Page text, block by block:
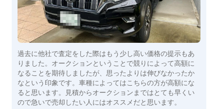
過去に他社で査定をした際はもう少し高い価格の提示もあ
りました。オークションということで競りによって高額に
なることを期待しましたが、思ったよりは伸びなかったか
なという印象です。車種によってはこちらの方が高額にな
ると思います。見積からオークションまではとても早くい
ので急いで売却したい人にはオススメだと思います。